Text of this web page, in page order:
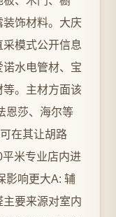
饰材料。大庆
模式公开信息
水电管材、宝
。主材方面该
恩莎、海尔等
在其让胡路
米专业店内进
影响更大A: 辅
要来源对室内